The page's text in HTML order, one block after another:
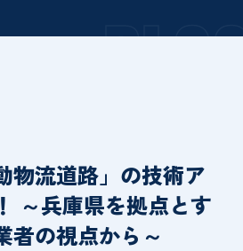
物流道路」の技術ア
～兵庫県を拠点とす
者の視点から～